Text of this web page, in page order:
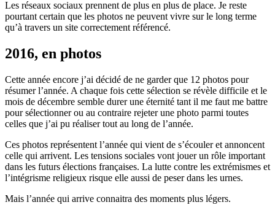
Les réseaux sociaux prennent de plus en plus de place. Je reste
pourtant certain que les photos ne peuvent vivre sur le long terme
qu’à travers un site correctement référencé.
2016, en photos
Cette année encore j’ai décidé de ne garder que 12 photos pour
résumer l’année. A chaque fois cette sélection se révèle difficile et le
mois de décembre semble durer une éternité tant il me faut me battre
pour sélectionner ou au contraire rejeter une photo parmi toutes
celles que j’ai pu réaliser tout au long de l’année.
Ces photos représentent l’année qui vient de s’écouler et annoncent
celle qui arrivent. Les tensions sociales vont jouer un rôle important
dans les futurs élections françaises. La lutte contre les extrémismes et
l’intégrisme religieux risque elle aussi de peser dans les urnes.
Mais l’année qui arrive connaitra des moments plus légers.